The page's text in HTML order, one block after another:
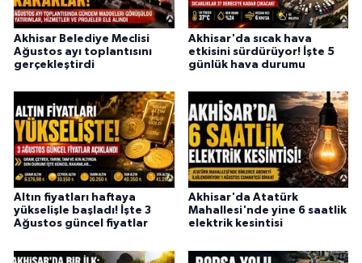
Akhisar Belediye Meclisi
Ağustos ayı toplantısını
gerçekleştirdi
Akhisar'da sıcak hava
etkisini sürdürüyor! İşte 5
günlük hava durumu
Altın fiyatları haftaya
yükselişle başladı! İşte 3
Ağustos güncel fiyatlar
Akhisar'da Atatürk
Mahallesi'nde yine 6 saatlik
elektrik kesintisi